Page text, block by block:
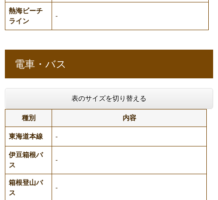
熱海ビーチ
ライン
-
電車・バス
表のサイズを切り替える
種別 内容
東海道本線 -
伊豆箱根バ
ス
-
箱根登山バ
ス
-